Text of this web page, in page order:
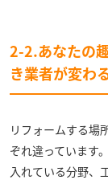
2-2.あなたの
き業者が変わ
リフォームする場
ぞれ違っています
入れている分野、